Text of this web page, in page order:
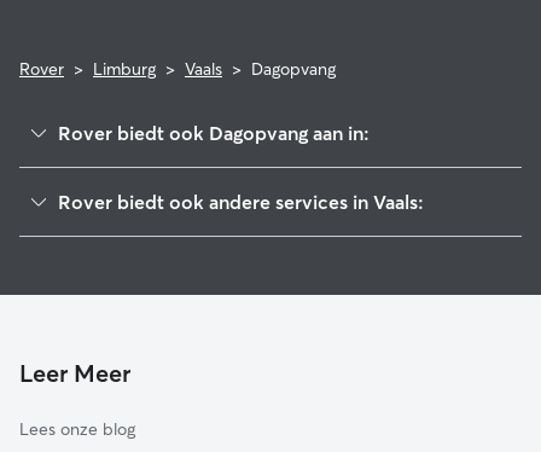
Rover > Limburg > Vaals > Dagopvang
Rover biedt ook Dagopvang aan in:
Voerendaal
Landgraaf
Eijsden-Margraten
Rover biedt ook andere services in Vaals:
Leer Meer
Lees onze blog